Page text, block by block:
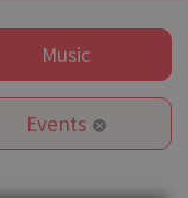
Music
Events